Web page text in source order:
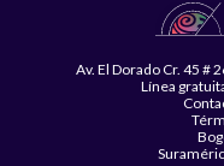
Av. El Dorado Cr. 45 #
Línea